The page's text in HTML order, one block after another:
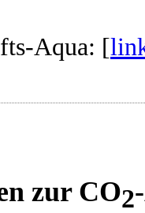
Aqua: [
zur CO2